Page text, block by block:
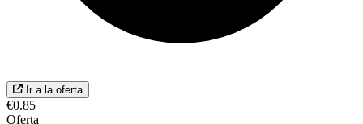
Ir a la oferta
€0.85
Oferta